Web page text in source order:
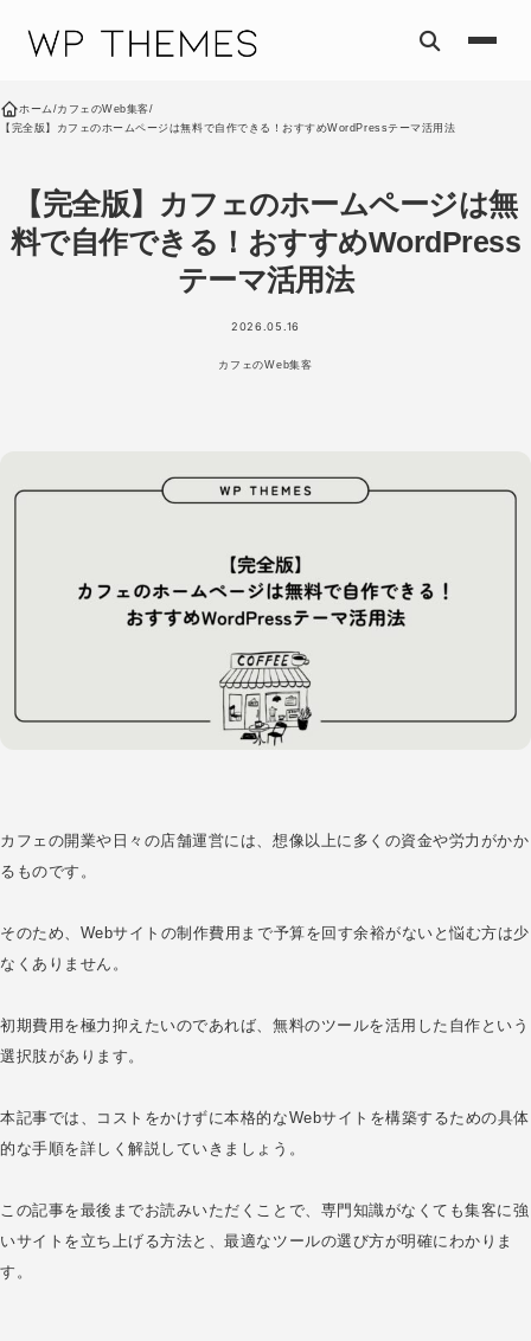
ホーム /カフェのWeb集客/
【完全版】カフェのホームページは無料で自作できる！おすすめWordPressテーマ活用法
【完全版】カフェのホームページは無
料で自作できる！おすすめWordPress
テーマ活用法
2026.05.16
カフェのWeb集客
カフェの開業や日々の店舗運営には、想像以上に多くの資金や労力がかか
るものです。
そのため、Webサイトの制作費用まで予算を回す余裕がないと悩む方は少
なくありません。
初期費用を極力抑えたいのであれば、無料のツールを活用した自作という
選択肢があります。
本記事では、コストをかけずに本格的なWebサイトを構築するための具体
的な手順を詳しく解説していきましょう。
この記事を最後までお読みいただくことで、専門知識がなくても集客に強
いサイトを立ち上げる方法と、最適なツールの選び方が明確にわかりま
す。